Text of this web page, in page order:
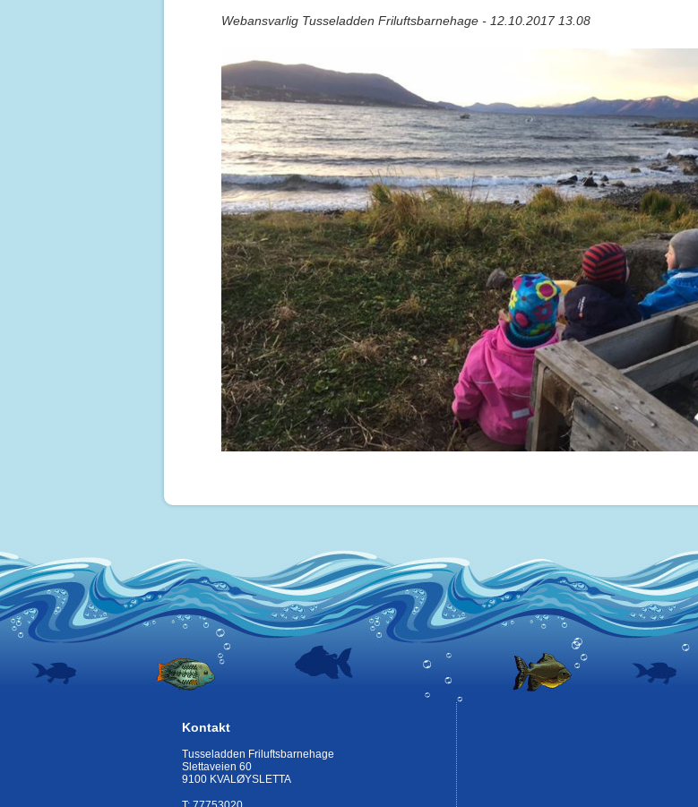
Webansvarlig Tusseladden Friluftsbarnehage - 12.10.2017 13.08
Kontakt
Tusseladden Friluftsbarnehage
Slettaveien 60
9100 KVALØYSLETTA